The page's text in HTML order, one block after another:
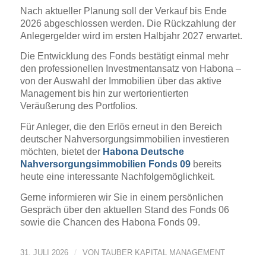
Nach aktueller Planung soll der Verkauf bis Ende
2026 abgeschlossen werden. Die Rückzahlung der
Anlegergelder wird im ersten Halbjahr 2027 erwartet.
Die Entwicklung des Fonds bestätigt einmal mehr
den professionellen Investmentansatz von Habona –
von der Auswahl der Immobilien über das aktive
Management bis hin zur wertorientierten
Veräußerung des Portfolios.
Für Anleger, die den Erlös erneut in den Bereich
deutscher Nahversorgungsimmobilien investieren
möchten, bietet der Habona Deutsche
Nahversorgungsimmobilien Fonds 09bereits
heute eine interessante Nachfolgemöglichkeit.
Gerne informieren wir Sie in einem persönlichen
Gespräch über den aktuellen Stand des Fonds 06
sowie die Chancen des Habona Fonds 09.
31. JULI 2026 / VON TAUBER KAPITAL MANAGEMENT